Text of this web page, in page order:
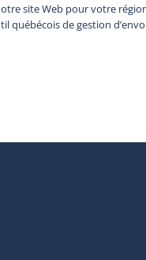
site Web pour votre
québécois de gestion